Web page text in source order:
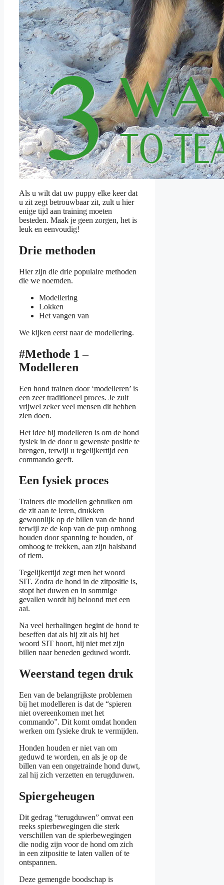
Als u wilt dat uw puppy elke keer dat
u zit zegt betrouwbaar zit, zult u hier
enige tijd aan training moeten
besteden. Maak je geen zorgen, het is
leuk en eenvoudig!
Drie methoden
Hier zijn die drie populaire methoden
die we noemden.
Modellering
Lokken
Het vangen van
We kijken eerst naar de modellering.
#Methode 1 –
Modelleren
Een hond trainen door ‘modelleren’ is
een zeer traditioneel proces. Je zult
vrijwel zeker veel mensen dit hebben
zien doen.
Het idee bij modelleren is om de hond
fysiek in de door u gewenste positie te
brengen, terwijl u tegelijkertijd een
commando geeft.
Een fysiek proces
Trainers die modellen gebruiken om
de zit aan te leren, drukken
gewoonlijk op de billen van de hond
terwijl ze de kop van de pup omhoog
houden door spanning te houden, of
omhoog te trekken, aan zijn halsband
of riem.
Tegelijkertijd zegt men het woord
SIT. Zodra de hond in de zitpositie is,
stopt het duwen en in sommige
gevallen wordt hij beloond met een
aai.
Na veel herhalingen begint de hond te
beseffen dat als hij zit als hij het
woord SIT hoort, hij niet met zijn
billen naar beneden geduwd wordt.
Weerstand tegen druk
Een van de belangrijkste problemen
bij het modelleren is dat de “spieren
niet overeenkomen met het
commando”. Dit komt omdat honden
werken om fysieke druk te vermijden.
Honden houden er niet van om
geduwd te worden, en als je op de
billen van een ongetrainde hond duwt,
zal hij zich verzetten en terugduwen.
Spiergeheugen
Dit gedrag “terugduwen” omvat een
reeks spierbewegingen die sterk
verschillen van de spierbewegingen
die nodig zijn voor de hond om zich
in een zitpositie te laten vallen of te
ontspannen.
Deze gemengde boodschap is